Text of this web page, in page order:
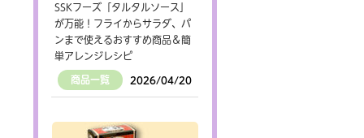
SSKフーズ「タルタルソース」
が万能！フライからサラダ、パ
ンまで使えるおすすめ商品＆簡
単アレンジレシピ
商品一覧 2026/04/20